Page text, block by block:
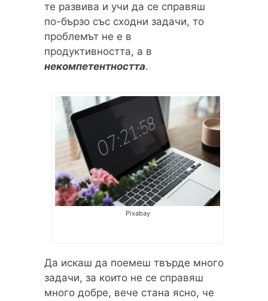
те развива и учи да се справяш
по-бързо със сходни задачи, то
проблемът не е в
продуктивността, а в
некомпетентността.
Pixabay
Да искаш да поемеш твърде много
задачи, за които не се справяш
много добре, вече стана ясно, че